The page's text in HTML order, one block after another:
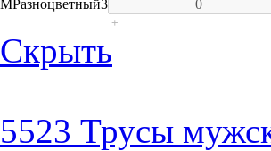
MРазноцветный3
+
Скрыть
5523 Трусы